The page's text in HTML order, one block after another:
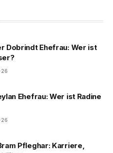
Dobrindt Ehefrau: Wer ist
Ehefrau: Wer ist Radine
Pfleghar: Karriere,